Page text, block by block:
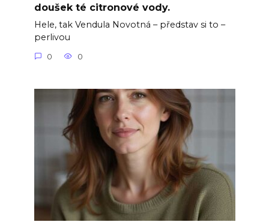
doušek té citronové vody.
Hele, tak Vendula Novotná – představ si to –
perlivou
0 0